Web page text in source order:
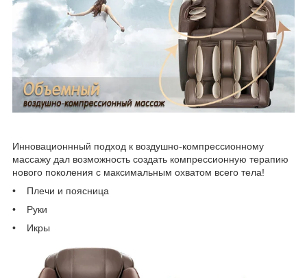
Инновационнный подход к воздушно-компрессионному
массажу дал возможность создать компрессионную терапию
нового поколения с максимальным охватом всего тела!
• Плечи и поясница
• Руки
• Икры